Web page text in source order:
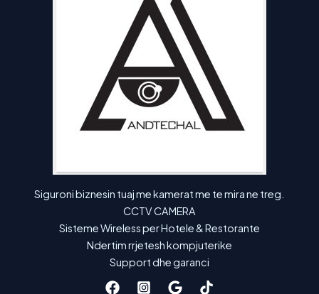
Siguroni biznesin tuaj me kamerat me te mira ne treg.
CCTV CAMERA
Sisteme Wireless per Hotele & Restorante
Ndertim rrjetesh kompjuterike
Support dhe garanci